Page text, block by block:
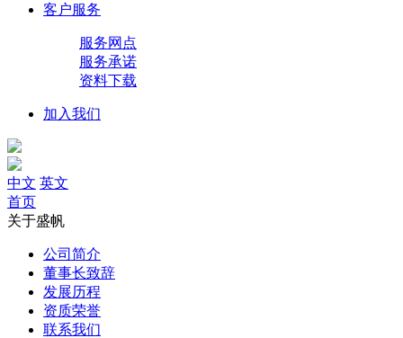
客户服务
服务网点
服务承诺
资料下载
加入我们
中文 英文
首页
关于盛帆
公司简介
董事长致辞
发展历程
资质荣誉
联系我们